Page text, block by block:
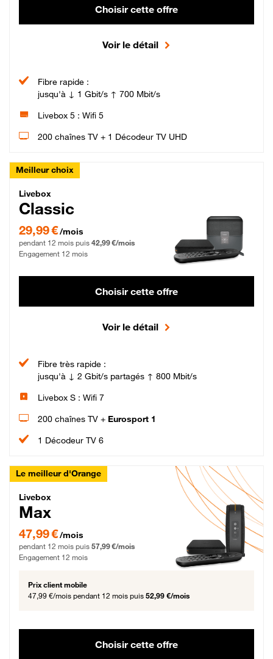
Choisir cette offre
Voir le détail
Fibre rapide :
jusqu'à ↓ 1 Gbit/s ↑ 700 Mbit/s
Livebox 5 : Wifi 5
200 chaînes TV + 1 Décodeur TV UHD
Meilleur choix
Livebox Classic Fibre
Livebox
Classic
29,99 € par mois pendant 12 mois puis 42,99 € par mois, Engagement 12 mois
29,99 €/mois
pendant 12 mois puis 42,99 €/mois
Engagement 12 mois
Choisir cette offre
Voir le détail
Fibre très rapide :
jusqu'à ↓ 2 Gbit/s partagés ↑ 800 Mbit/s
Livebox S : Wifi 7
200 chaînes TV + Eurosport 1
1 Décodeur TV 6
Le meilleur d'Orange
Livebox Max Fibre
Livebox
Max
47,99 € par mois pendant 12 mois puis 57,99 € par mois, Engagement 12 mois
47,99 €/mois
pendant 12 mois puis 57,99 €/mois
Engagement 12 mois
Prix client mobile
47,99 €/mois pendant 12 mois puis 52,99 €/mois
Choisir cette offre